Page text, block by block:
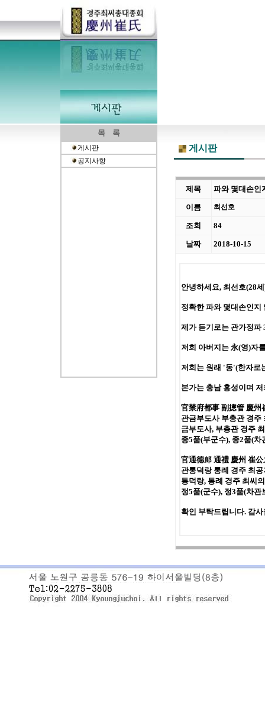
목 록
게시판
공지사항
게시판
제목 파와 몇대손인
이름 최선호
조회 84
날짜 2018-10-15
안녕하세요, 최선호(28
정확한 파와 몇대손인지
제가 듣기로는 관가정파
저희 아버지는 永(영)자
저희는 원래 '동'(한자로
본가는 충남 홍성이며
官禁府都事 副摠管 慶州
관금부도사 부총관 경주
금부도사, 부총관 경주
종5품(부군수), 종2품(차
官通德郎 通禮 慶州 崔
관통덕랑 통례 경주 최
통덕랑, 통례 경주 최씨
정5품(군수), 정3품(차관
확인 부탁드립니다. 감